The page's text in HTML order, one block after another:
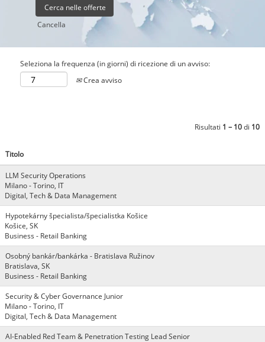
Cancella
Seleziona la frequenza (in giorni) di ricezione di un avviso:
Crea avviso
Risultati 1 – 10di 10
Titolo
LLM Security Operations
Milano - Torino, IT
Digital, Tech & Data Management
Hypotekárny špecialista/špecialistka Košice
Košice, SK
Business - Retail Banking
Osobný bankár/bankárka - Bratislava Ružinov
Bratislava, SK
Business - Retail Banking
Security & Cyber Governance Junior
Milano - Torino, IT
Digital, Tech & Data Management
AI-Enabled Red Team & Penetration Testing Lead Senior